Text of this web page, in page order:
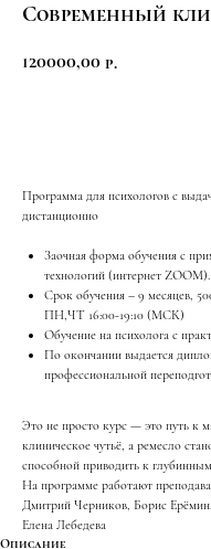
Современный
120000,00 р.
Программа для психологов с
дистанционно
Заочная форма обучения с
технологий (интернет ZOOM).
Срок обучения – 9 месяцев,
ПН,ЧТ 16:00-19:10 (МСК)
Обучение на психолога с
По окончании выдается
профессиональной
Это не просто курс — это путь к
клиническое чутьё, а ремесло
способной приводить к
На программе работают
Дмитрий Черников, Борис
Елена Лебедева
Описание